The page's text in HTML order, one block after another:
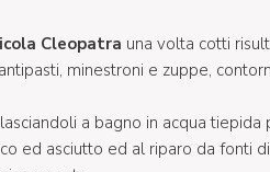
Cleopatra una volta cotti
minestroni e zuppe,
a bagno in acqua tiepida
ed asciutto ed al riparo da fonti